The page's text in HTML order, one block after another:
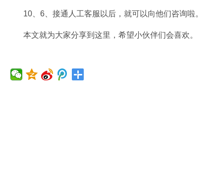
10、6、接通人工客服以后，就可以向他们咨询啦。
本文就为大家分享到这里，希望小伙伴们会喜欢。